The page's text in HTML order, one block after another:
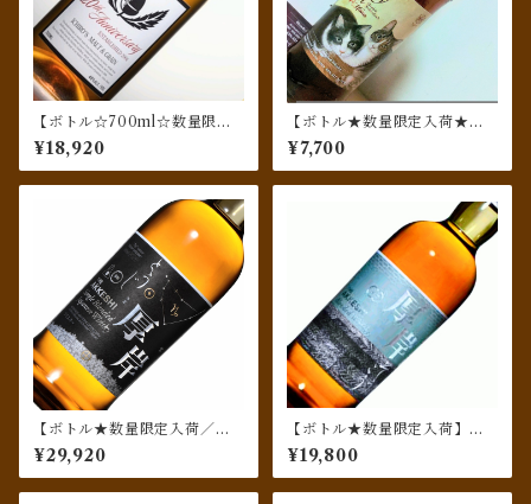
【ボトル☆700ml☆数量限
定】イチローズ モルト& グレ
ーン 20th アニバーサリーエデ
ィション
¥18,920
【ボトル★数量限定入荷★マ
ルスウィスキー】The Lucky
Cat Double Individuals Ma
y & Hana／ザ・ラッキーキャ
¥7,700
【ボトル★数量限定入荷／初
のシングルブレンデッド】厚
岸シングルブレンデッドウィ
スキー 『冬至』
¥29,920
【ボトル★数量限定入荷】厚
岸ブレンデッドウィスキー
『霜降』
¥19,800